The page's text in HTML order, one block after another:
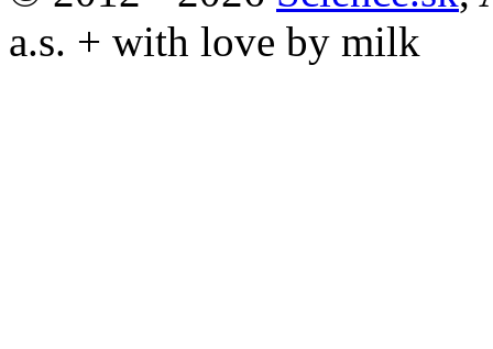
a.s. + with love by milk